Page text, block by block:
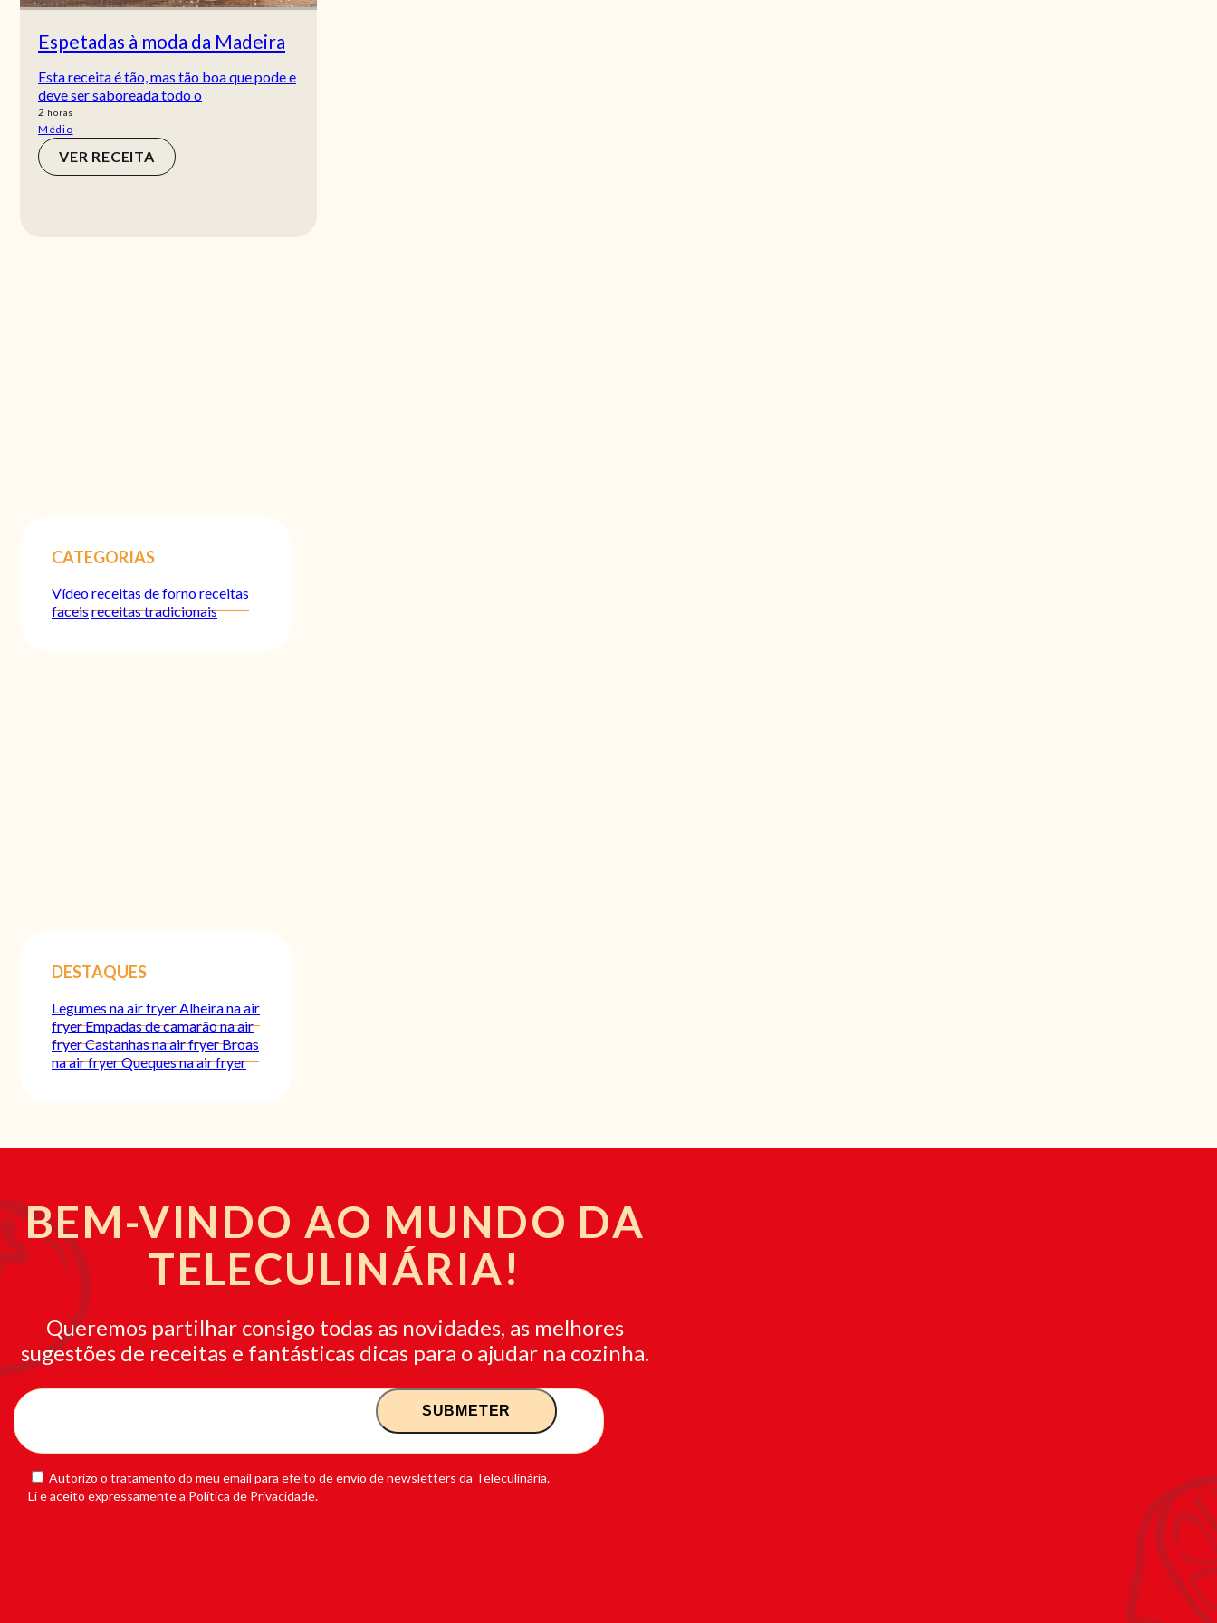
Espetadas à moda da Madeira
Esta receita é tão, mas tão boa que pode e
deve ser saboreada todo o
2 horas
horas
Médio
VER RECEITA
CATEGORIAS
Vídeoreceitas de fornoreceitas
faceisreceitas tradicionais
DESTAQUES
Legumes na air fryerAlheira na air
fryerEmpadas de camarão na air
fryerCastanhas na air fryerBroas
na air fryerQueques na air fryer
BEM-VINDO AO MUNDO DA
TELECULINÁRIA!
Queremos partilhar consigo todas as novidades, as melhores
sugestões de receitas e fantásticas dicas para o ajudar na cozinha.
Autorizo o tratamento do meu email para efeito de envio de newsletters da Teleculinária.
Li e aceito expressamente a Política de Privacidade.